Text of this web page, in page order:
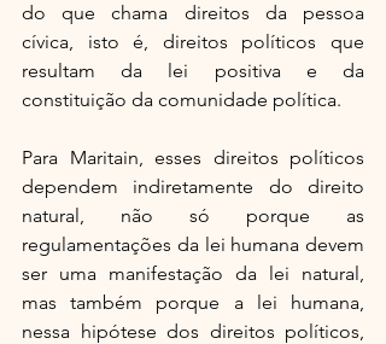
do que chama direitos da pessoa
cívica, isto é, direitos políticos que
resultam da lei positiva e da
constituição da comunidade política.
Para Maritain, esses direitos políticos
dependem indiretamente do direito
natural, não só porque as
regulamentações da lei humana devem
ser uma manifestação da lei natural,
mas também porque a lei humana,
nessa hipótese dos direitos políticos,